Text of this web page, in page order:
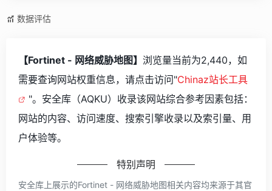
数据评估
【Fortinet - 网络威胁地图】 浏览量当前为2,440，如
需要查询网站权重信息，请点击访问"Chinaz站长工具
"。安全库（AQKU）收录该网站综合参考因素包括：
网站的内容、访问速度、搜索引擎收录以及索引量、用
户体验等。
特别声明
安全库上展示的Fortinet - 网络威胁地图相关内容均来源于其官